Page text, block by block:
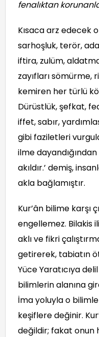
fenalıktan
Kısaca arz edecek
sarhoşluk, terör,
iftira, zulüm,
zayıfları sömürme,
kemiren her türlü
Dürüstlük, şefkat,
iffet, sabır,
gibi faziletleri
ilme
akıldır.’ demiş,
akla bağlamıştır.
Kur’ân bilime karşı
engellemez. Bilakis
aklı ve fikri
getirerek, tabiatın
Yüce Yaratıcıya
bilimlerin alanına
İma yoluyla o
keşiflere değinir.
değildir; fakat onun